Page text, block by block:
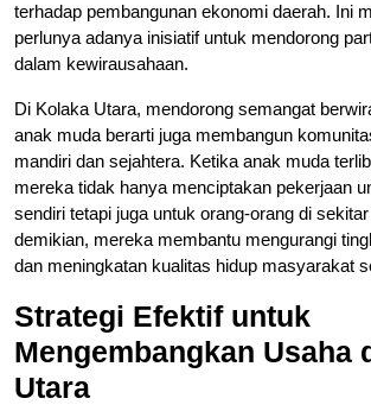
terhadap pembangunan ekonomi daerah. Ini
perlunya adanya inisiatif untuk mendorong
dalam kewirausahaan.
Di Kolaka Utara, mendorong semangat
anak muda berarti juga membangun
mandiri dan sejahtera. Ketika anak muda
mereka tidak hanya menciptakan pekerjaan
sendiri tetapi juga untuk orang-orang di
demikian, mereka membantu mengurangi
dan meningkatan kualitas hidup masyarakat
Strategi Efektif untuk
Mengembangkan Usaha
Utara